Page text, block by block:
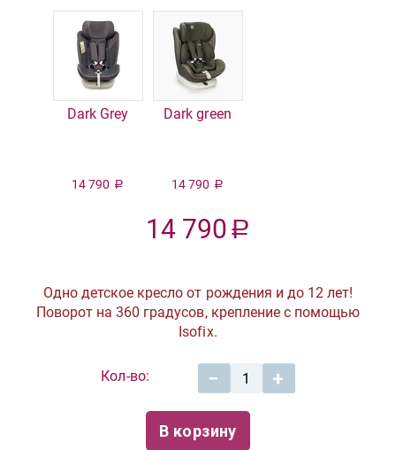
Dark Grey
14 790 Р
Dark green
14 790 Р
14 790 Р
Одно детское кресло от рождения и до 12 лет!
Поворот на 360 градусов, крепление с помощью
Isofix.
Кол-во: +
−
В корзину